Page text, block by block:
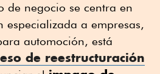
de negocio se centra en
a empresas,
automoción, está
de reestructuración